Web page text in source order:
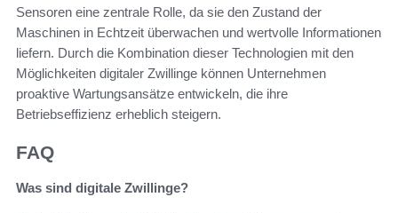
Sensoren eine zentrale Rolle, da sie den Zustand der
Maschinen in Echtzeit überwachen und wertvolle Informationen
liefern. Durch die Kombination dieser Technologien mit den
Möglichkeiten digitaler Zwillinge können Unternehmen
proaktive Wartungsansätze entwickeln, die ihre
Betriebseffizienz erheblich steigern.
FAQ
Was sind digitale Zwillinge?